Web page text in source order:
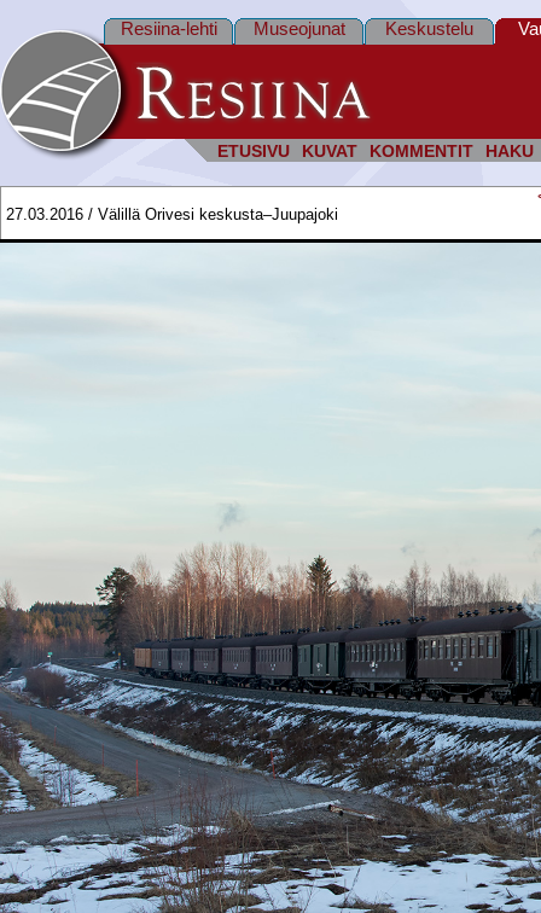
ETUSIVU KUVAT KOMMENTIT HAKU
Resiina-lehti Museojunat Keskustelu
27.03.2016 / Välillä Orivesi keskusta–Juupajoki